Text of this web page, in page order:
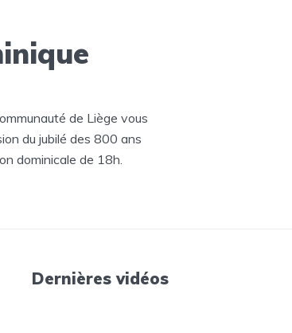
de Liège vous
du jubilé des 800 ans
dominicale de 18h.
Dernières vidéos